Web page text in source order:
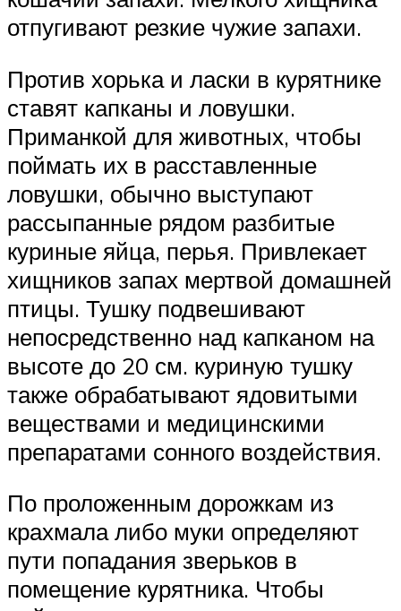
отпугивают резкие чужие запахи.
Против хорька и ласки в курятнике
ставят капканы и ловушки.
Приманкой для животных, чтобы
поймать их в расставленные
ловушки, обычно выступают
рассыпанные рядом разбитые
куриные яйца, перья. Привлекает
хищников запах мертвой домашней
птицы. Тушку подвешивают
непосредственно над капканом на
высоте до 20 см. куриную тушку
также обрабатывают ядовитыми
веществами и медицинскими
препаратами сонного воздействия.
По проложенным дорожкам из
крахмала либо муки определяют
пути попадания зверьков в
помещение курятника. Чтобы